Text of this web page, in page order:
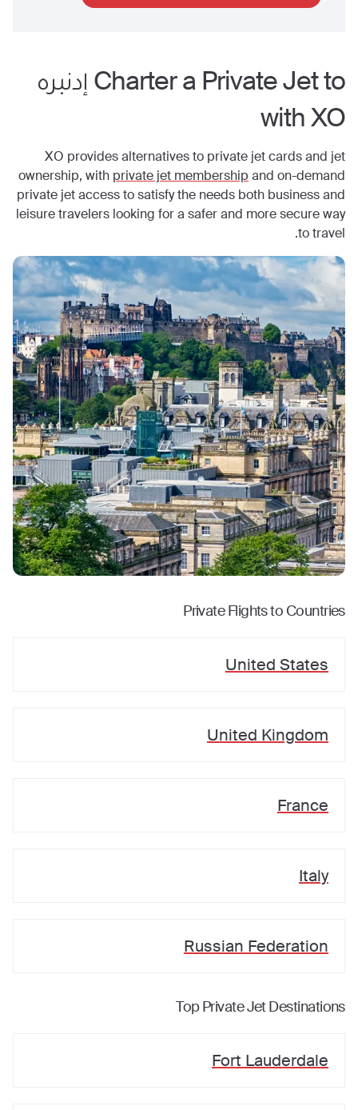
Charter a Private Jet to إدنبره
with XO
XO provides alternatives to private jet cards and jet
ownership, with private jet membership and on-demand
private jet access to satisfy the needs both business and
leisure travelers looking for a safer and more secure way
to travel.
Private Flights to Countries
United States
United Kingdom
France
Italy
Russian Federation
Top Private Jet Destinations
Fort Lauderdale